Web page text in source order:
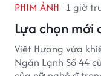
PHIM ẢNH 1 giờ
Lựa chọn mới
Việt Hương vừa
Ngăn Lạnh Số 44